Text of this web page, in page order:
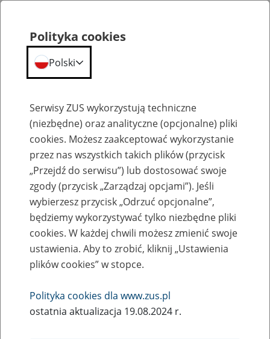
Archiwum konkursu
„Projekt z ZUS” – konkurs w roku
szkolnym 2022/2023
czerwca
Polityka cookies
Polski
Serwisy ZUS wykorzystują techniczne
(niezbędne) oraz analityczne (opcjonalne) pliki
cookies. Możesz zaakceptować wykorzystanie
przez nas wszystkich takich plików (przycisk
„Przejdź do serwisu”) lub dostosować swoje
zgody (przycisk „Zarządzaj opcjami”). Jeśli
wybierzesz przycisk „Odrzuć opcjonalne”,
będziemy wykorzystywać tylko niezbędne pliki
cookies. W każdej chwili możesz zmienić swoje
ustawienia. Aby to zrobić, kliknij „Ustawienia
plików cookies” w stopce.
Polityka cookies dla www.zus.pl
ostatnia aktualizacja 19.08.2024 r.